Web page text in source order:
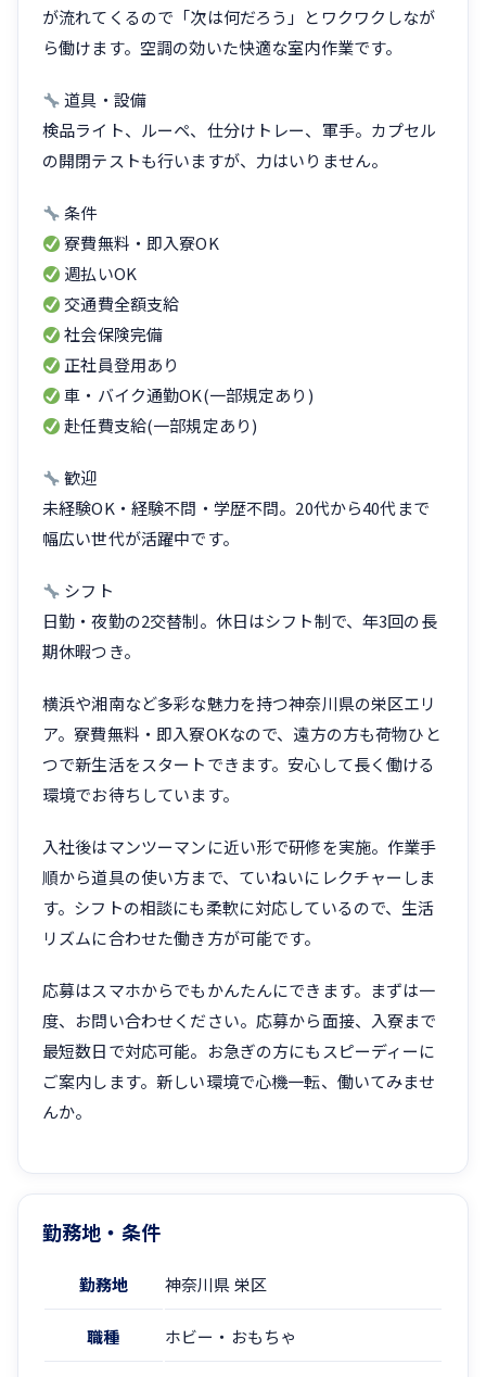
が流れてくるので「次は何だろう」とワクワクしなが
ら働けます。空調の効いた快適な室内作業です。
道具・設備
検品ライト、ルーペ、仕分けトレー、軍手。カプセル
の開閉テストも行いますが、力はいりません。
条件
寮費無料・即入寮OK
週払いOK
交通費全額支給
社会保険完備
正社員登用あり
車・バイク通勤OK(一部規定あり)
赴任費支給(一部規定あり)
歓迎
未経験OK・経験不問・学歴不問。20代から40代まで
幅広い世代が活躍中です。
シフト
日勤・夜勤の2交替制。休日はシフト制で、年3回の長
期休暇つき。
横浜や湘南など多彩な魅力を持つ神奈川県の栄区エリ
ア。寮費無料・即入寮OKなので、遠方の方も荷物ひと
つで新生活をスタートできます。安心して長く働ける
環境でお待ちしています。
入社後はマンツーマンに近い形で研修を実施。作業手
順から道具の使い方まで、ていねいにレクチャーしま
す。シフトの相談にも柔軟に対応しているので、生活
リズムに合わせた働き方が可能です。
応募はスマホからでもかんたんにできます。まずは一
度、お問い合わせください。応募から面接、入寮まで
最短数日で対応可能。お急ぎの方にもスピーディーに
ご案内します。新しい環境で心機一転、働いてみませ
んか。
勤務地・条件
勤務地 神奈川県 栄区
職種 ホビー・おもちゃ